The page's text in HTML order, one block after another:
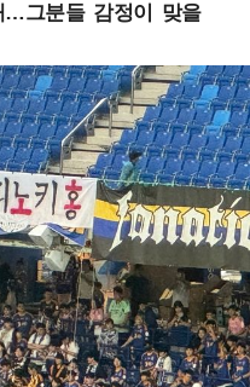
…그분들 감정이 맞을